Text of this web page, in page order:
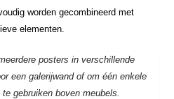
worden gecombineerd met
elementen.
posters in verschillende
een galerijwand of om één enkele
gebruiken boven meubels.